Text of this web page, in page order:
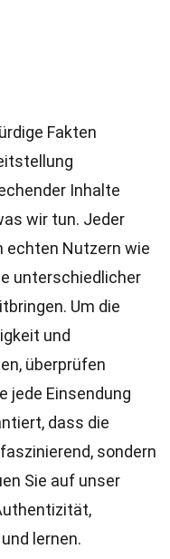
Fakten
Inhalte
wir tun. Jeder
echten Nutzern wie
unterschiedlicher
Um die
und
überprüfen
jede Einsendung
dass die
sondern
Sie auf unser
lernen.